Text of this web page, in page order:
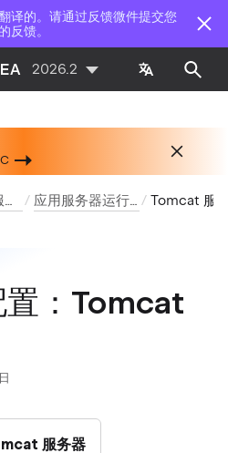
译的。请通过反馈微件提交您
的反馈。
2026.2
应用服务器 应用服务器运行配置
：Tomcat
服务器